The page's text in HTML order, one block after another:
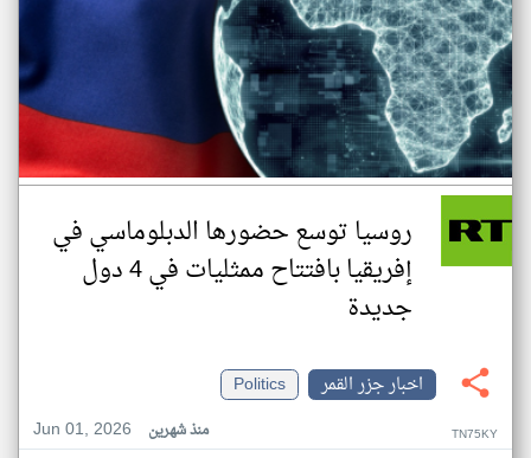
روسيا توسع حضورها الدبلوماسي في
إفريقيا بافتتاح ممثليات في 4 دول
جديدة
اخبار جزر القمر
Politics
Jun 01, 2026
منذ شهرين TN75KY